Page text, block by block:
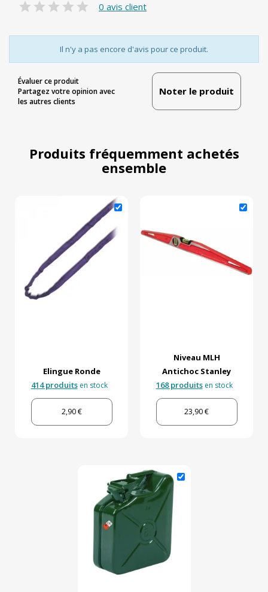
0 avis client
Il n'y a pas encore d'avis pour ce produit.
Évaluer ce produit
Partagez votre opinion avec
les autres clients
Noter le produit
Produits fréquemment achetés
ensemble
Elingue Ronde
414 produitsen stock
2,90 €
Niveau MLH
Antichoc Stanley
168 produitsen stock
23,90 €